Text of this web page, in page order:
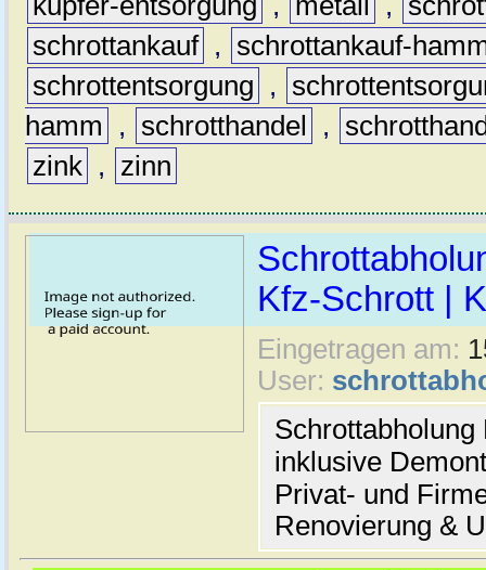
schrottankauf ,
schrottankauf-
schrottentsorgung
,
hamm
, schrotthandel ,
zink , zinn
Kfz-Schrott |
Eingetragen am:
User:
inklusive
Privat- und
Renovierung &